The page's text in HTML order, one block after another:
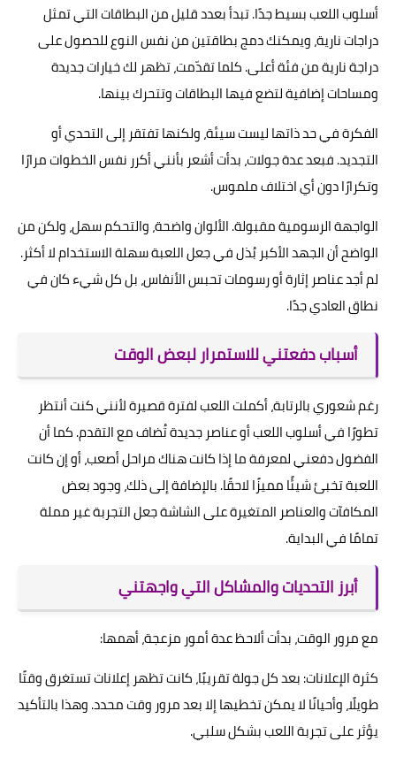
أسلوب اللعب بسيط جدًا. تبدأ بعدد قليل من البطاقات التي تمثل
دراجات نارية، ويمكنك دمج بطاقتين من نفس النوع للحصول على
دراجة نارية من فئة أعلى. كلما تقدّمت، تظهر لك خيارات جديدة
ومساحات إضافية لتضع فيها البطاقات وتتحرك بينها.
الفكرة في حد ذاتها ليست سيئة، ولكنها تفتقر إلى التحدي أو
التجديد. فبعد عدة جولات، بدأت أشعر بأنني أكرر نفس الخطوات مرارًا
وتكرارًا دون أي اختلاف ملموس.
الواجهة الرسومية مقبولة. الألوان واضحة، والتحكم سهل، ولكن من
الواضح أن الجهد الأكبر بُذل في جعل اللعبة سهلة الاستخدام لا أكثر.
لم أجد عناصر إثارة أو رسومات تحبس الأنفاس، بل كل شيء كان في
نطاق العادي جدًا.
أسباب دفعتني للاستمرار لبعض الوقت
رغم شعوري بالرتابة، أكملت اللعب لفترة قصيرة لأنني كنت أنتظر
تطورًا في أسلوب اللعب أو عناصر جديدة تُضاف مع التقدم. كما أن
الفضول دفعني لمعرفة ما إذا كانت هناك مراحل أصعب، أو إن كانت
اللعبة تخبئ شيئًا مميزًا لاحقًا. بالإضافة إلى ذلك، وجود بعض
المكافآت والعناصر المتغيرة على الشاشة جعل التجربة غير مملة
تمامًا في البداية.
أبرز التحديات والمشاكل التي واجهتني
مع مرور الوقت، بدأت ألاحظ عدة أمور مزعجة، أهمها:
كثرة الإعلانات: بعد كل جولة تقريبًا، كانت تظهر إعلانات تستغرق وقتًا
طويلًا، وأحيانًا لا يمكن تخطيها إلا بعد مرور وقت محدد. وهذا بالتأكيد
يؤثر على تجربة اللعب بشكل سلبي.